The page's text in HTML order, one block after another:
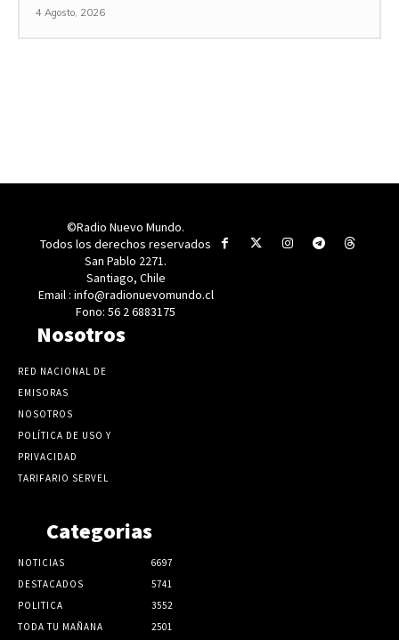
4 Agosto, 2026
©Radio Nuevo Mundo.
Todos los derechos reservados
San Pablo 2271.
Santiago, Chile
Email : info@radionuevomundo.cl
Fono: 56 2 6883175
Nosotros
RED NACIONAL DE
EMISORAS
NOSOTROS
POLÍTICA DE USO Y
PRIVACIDAD
TARIFARIO SERVEL
Categorias
NOTICIAS
6697
DESTACADOS
5741
POLITICA
3552
TODA TU MAÑANA
2501